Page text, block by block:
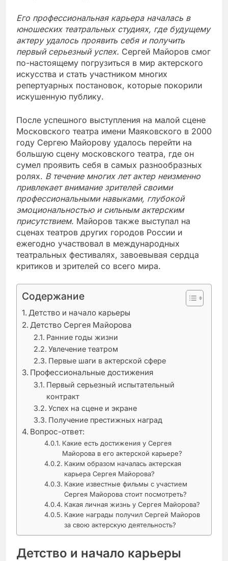
Его профессиональная карьера началась в
юношеских театральных студиях, где будущему
актеру удалось проявить себя и получить
первый серьезный успех. Сергей Майоров смог
по-настоящему погрузиться в мир актерского
искусства и стать участником многих
репертуарных постановок, которые покорили
искушенную публику.
После успешного выступления на малой сцене
Московского театра имени Маяковского в 2000
году Сергею Майорову удалось перейти на
большую сцену московского театра, где он
сумел проявить себя в самых разнообразных
ролях. В течение многих лет актер неизменно
привлекает внимание зрителей своими
профессиональными навыками, глубокой
эмоциональностью и сильным актерским
присутствием. Майоров также выступал на
сценах театров других городов России и
ежегодно участвовал в международных
театральных фестивалях, завоевывая сердца
критиков и зрителей со всего мира.
Содержание
Детство и начало карьеры
Детство Сергея Майорова
Ранние годы жизни
Увлечение театром
Первые шаги в актерской сфере
Профессиональные достижения
Первый серьезный испытательный
контракт
Успех на сцене и экране
Получение престижных наград
Вопрос-ответ:
Какие есть достижения у Сергея
Майорова в его актерской карьере?
Каким образом началась актерская
карьера Сергея Майорова?
Какие известные фильмы с участием
Сергея Майорова стоит посмотреть?
Какая личная жизнь у Сергея Майорова?
Какие награды получил Сергей Майоров
за свою актерскую деятельность?
Детство и начало карьеры